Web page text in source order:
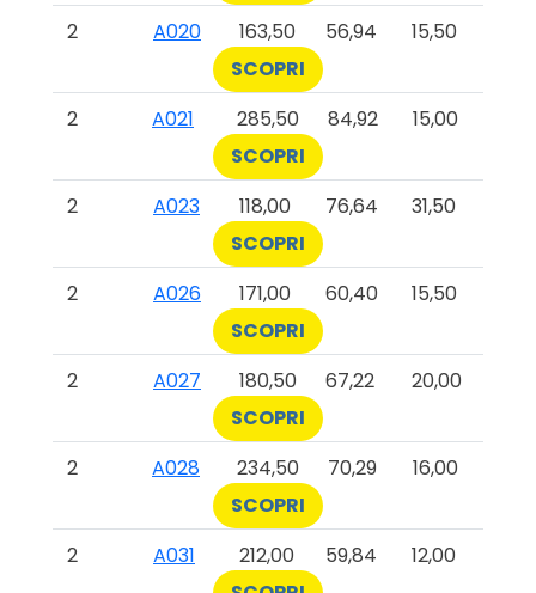
2
A020 163,50 56,94
15,50
SCOPRI
2
A021 285,50 84,92
15,00
SCOPRI
2
A023 118,00 76,64
31,50
SCOPRI
2
A026 171,00 60,40
15,50
SCOPRI
2
A027 180,50 67,22
20,00
SCOPRI
2
A028 234,50 70,29
16,00
SCOPRI
2
A031 212,00 59,84
12,00